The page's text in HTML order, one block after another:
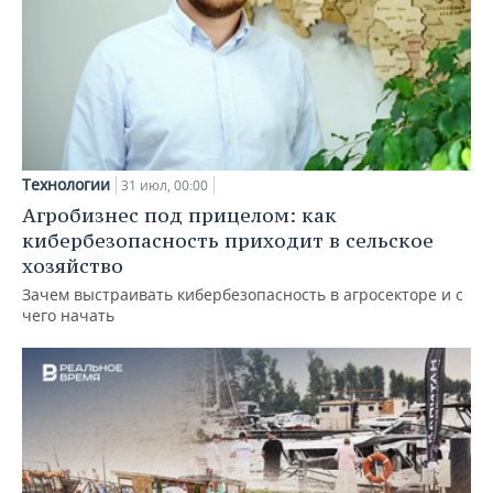
Технологии 31 июл, 00:00
Агробизнес под прицелом: как
кибербезопасность приходит в сельское
хозяйство
Зачем выстраивать кибербезопасность в агросекторе и с
чего начать